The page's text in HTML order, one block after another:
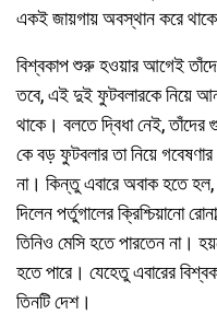
একই জায়গায় অবস্থান করে
বিশ্বকাপ শুরু হওয়ার আগেই
তবে, এই দুই ফুটবলারকে নিয়ে
থাকে। বলতে দ্বিধা নেই, তাঁদের
কে বড় ফুটবলার তা নিয়ে
না। কিন্তু এবারে অবাক হতে হল,
দিলেন পর্তুগালের ক্রিশ্চিয়ানো
তিনিও মেসি হতে পারতেন না।
হতে পারে। যেহেতু এবারের
তিনটি দেশ।